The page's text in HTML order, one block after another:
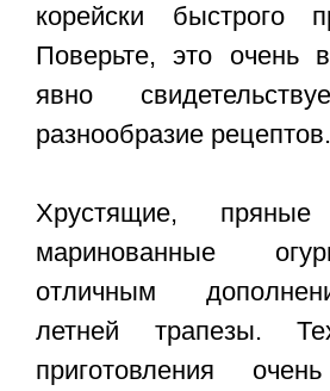
корейски быстрого
Поверьте, это очень
явно
разнообразие рецептов.
Хрустящие,
маринованные
отличным
летней трапезы.
приготовления